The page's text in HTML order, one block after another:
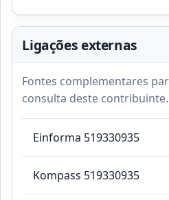
Ligações externas
Fontes complementares
consulta deste contribuinte.
Einforma 519330935
Kompass 519330935